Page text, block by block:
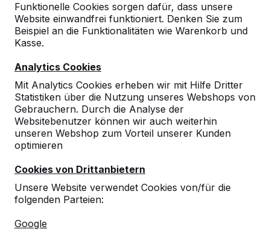
Funktionelle Cookies sorgen dafür, dass unsere
Website einwandfrei funktioniert. Denken Sie zum
Beispiel an die Funktionalitäten wie Warenkorb und
Kasse.
Analytics Cookies
Mit Analytics Cookies erheben wir mit Hilfe Dritter
Statistiken über die Nutzung unseres Webshops von
Gebrauchern. Durch die Analyse der
Websitebenutzer können wir auch weiterhin
unseren Webshop zum Vorteil unserer Kunden
optimieren
Cookies von Drittanbietern
Unsere Website verwendet Cookies von/für die
folgenden Parteien:
Google
10
große Umstände.
10-09-2019